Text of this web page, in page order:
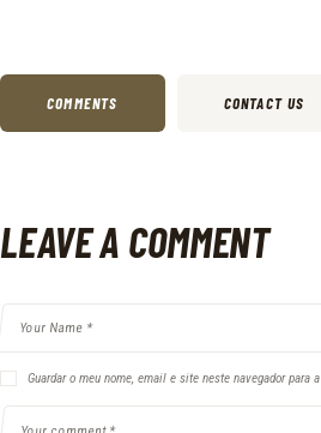
COMMENTS CONTACT US
LEAVE A COMMENT
Guardar o meu nome, email e site neste navegador para